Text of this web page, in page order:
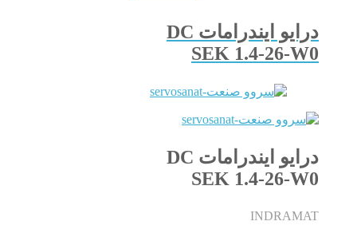
درایو ایندرامات DC
SEK 1.4-26-W0
درایو ایندرامات DC
SEK 1.4-26-W0
INDRAMAT